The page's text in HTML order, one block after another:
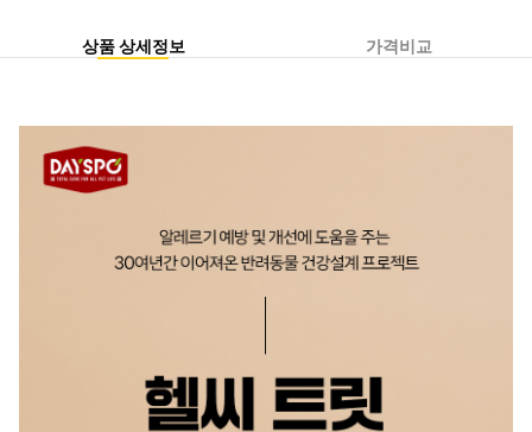
상품 상세정보 가격비교